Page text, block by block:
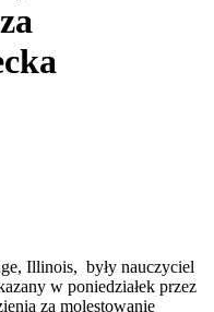
Illinois, były nauczyciel
w poniedziałek przez
za molestowanie